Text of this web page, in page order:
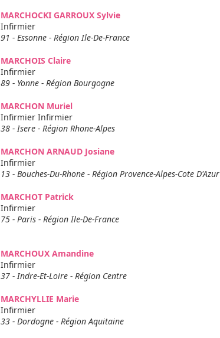
MARCHOCKI GARROUX Sylvie
Infirmier
91 - Essonne - Région Ile-De-France
MARCHOIS Claire
Infirmier
89 - Yonne - Région Bourgogne
MARCHON Muriel
Infirmier Infirmier
38 - Isere - Région Rhone-Alpes
MARCHON ARNAUD Josiane
Infirmier
13 - Bouches-Du-Rhone - Région Provence-Alpes-Cote D'Azur
MARCHOT Patrick
Infirmier
75 - Paris - Région Ile-De-France
MARCHOUX Amandine
Infirmier
37 - Indre-Et-Loire - Région Centre
MARCHYLLIE Marie
Infirmier
33 - Dordogne - Région Aquitaine